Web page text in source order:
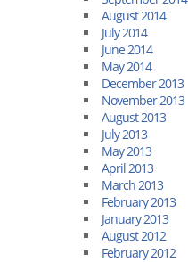
August 2014
July 2014
June 2014
May 2014
December 2013
November 2013
August 2013
July 2013
May 2013
April 2013
March 2013
February 2013
January 2013
August 2012
February 2012